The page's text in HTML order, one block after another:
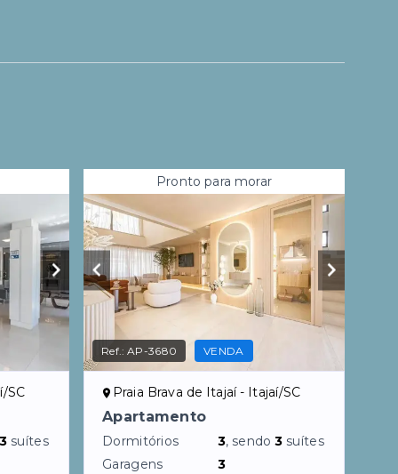
SC
3 suítes
Pronto para morar
Ref.:AP-3680 VENDA
Praia Brava de Itajaí - Itajaí/SC
Apartamento
Dormitórios 3, sendo3 suítes
Garagens
3